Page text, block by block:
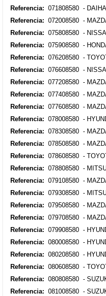
Referencia: 071808580 -
Referencia: 072008580 -
Referencia: 075808580 -
Referencia: 075908580 -
Referencia: 076208580 -
Referencia: 076608580 -
Referencia: 077208580 -
Referencia: 077408580 -
Referencia: 077608580 -
Referencia: 078008580 -
Referencia: 078308580 -
Referencia: 078508580 -
Referencia: 078608580 -
Referencia: 078808580 -
Referencia: 079108580 -
Referencia: 079308580 -
Referencia: 079508580 -
Referencia: 079708580 -
Referencia: 079908580 -
Referencia: 080008580 -
Referencia: 080208580 -
Referencia: 080608580 -
Referencia: 080808580 -
Referencia: 081008580 -